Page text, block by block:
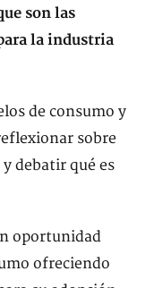
son las
la industria
de consumo y
sobre
debatir qué es
oportunidad
ofreciendo